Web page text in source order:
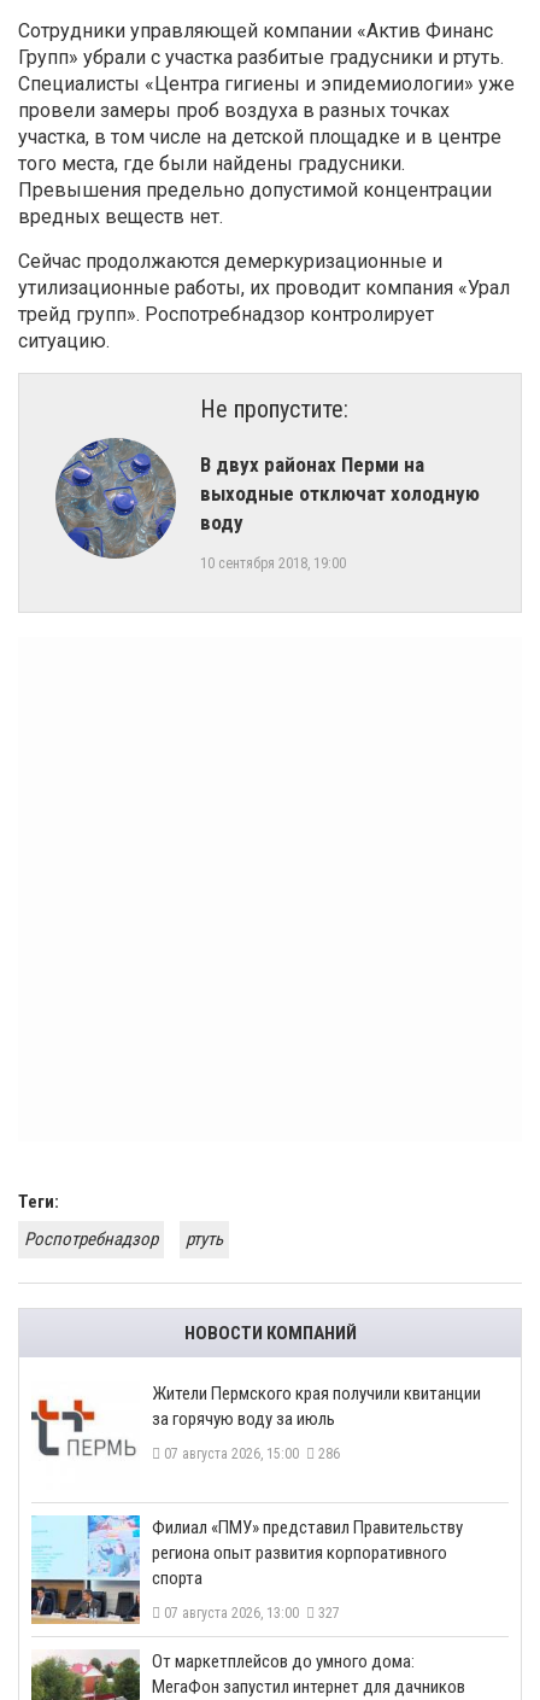
Сотрудники управляющей компании «Актив Финанс
Групп» убрали с участка разбитые градусники и ртуть.
Специалисты «Центра гигиены и эпидемиологии» уже
провели замеры проб воздуха в разных точках
участка, в том числе на детской площадке и в центре
того места, где были найдены градусники.
Превышения предельно допустимой концентрации
вредных веществ нет.
Сейчас продолжаются демеркуризационные и
утилизационные работы, их проводит компания «Урал
трейд групп». Роспотребнадзор контролирует
ситуацию.
Не пропустите:
В двух районах Перми на
выходные отключат холодную
воду
10 сентября 2018, 19:00
Теги:
Роспотребнадзор
ртуть
НОВОСТИ КОМПАНИЙ
​Жители Пермского края получили квитанции
за горячую воду за июль
07 августа 2026, 15:00 286
​Филиал «ПМУ» представил Правительству
региона опыт развития корпоративного
спорта
07 августа 2026, 13:00 327
От маркетплейсов до умного дома:
МегаФон запустил интернет для дачников